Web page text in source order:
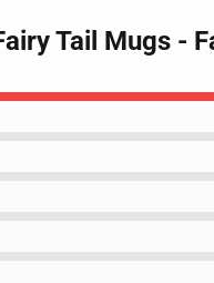
Tail Mugs -